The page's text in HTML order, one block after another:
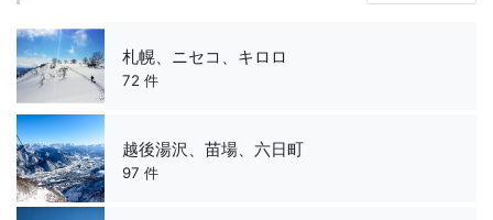
札幌、ニセコ、キロロ
72 件
越後湯沢、苗場、六日町
97 件